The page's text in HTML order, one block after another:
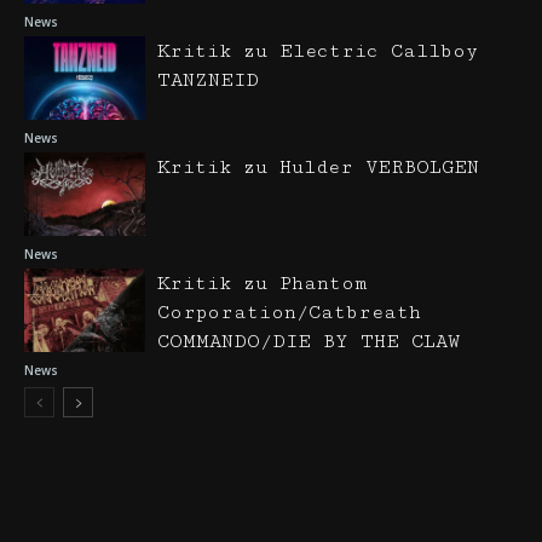
News
News
Kritik zu Electric Callboy
TANZNEID
News
Kritik zu Hulder VERBOLGEN
News
Kritik zu Phantom
Corporation/Catbreath
COMMANDO/DIE BY THE CLAW